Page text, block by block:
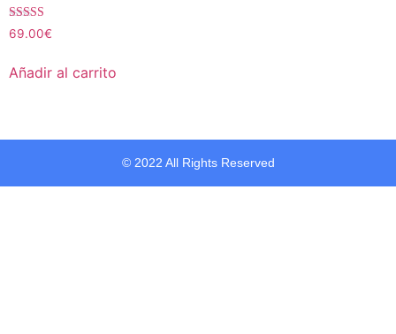
Valorado con
5.00
69.00€
Añadir al carrito
© 2022 All Rights Reserved